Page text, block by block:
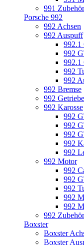
991 Zubehör
Porsche 992
992 Achsen
992 Auspuff
992.1
992
992.1
992
992
992 Bremse
992 Getriebe
992 Karosse
992
992
992
992
992
992 Motor
992
992
992
992
992
992 Zubehör
Boxster
Boxster
Boxster